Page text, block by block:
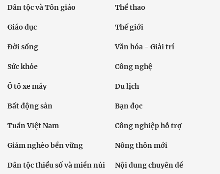
Dân tộc và Tôn giáo Thể thao
Giáo dục Thế giới
Đời sống Văn hóa - Giải trí
Sức khỏe Công nghệ
Ô tô xe máy Du lịch
Bất động sản Bạn đọc
Tuần Việt Nam Công nghiệp hỗ trợ
Giảm nghèo bền vững Nông thôn mới
Dân tộc thiểu số và miền núi Nội dung chuyên đề